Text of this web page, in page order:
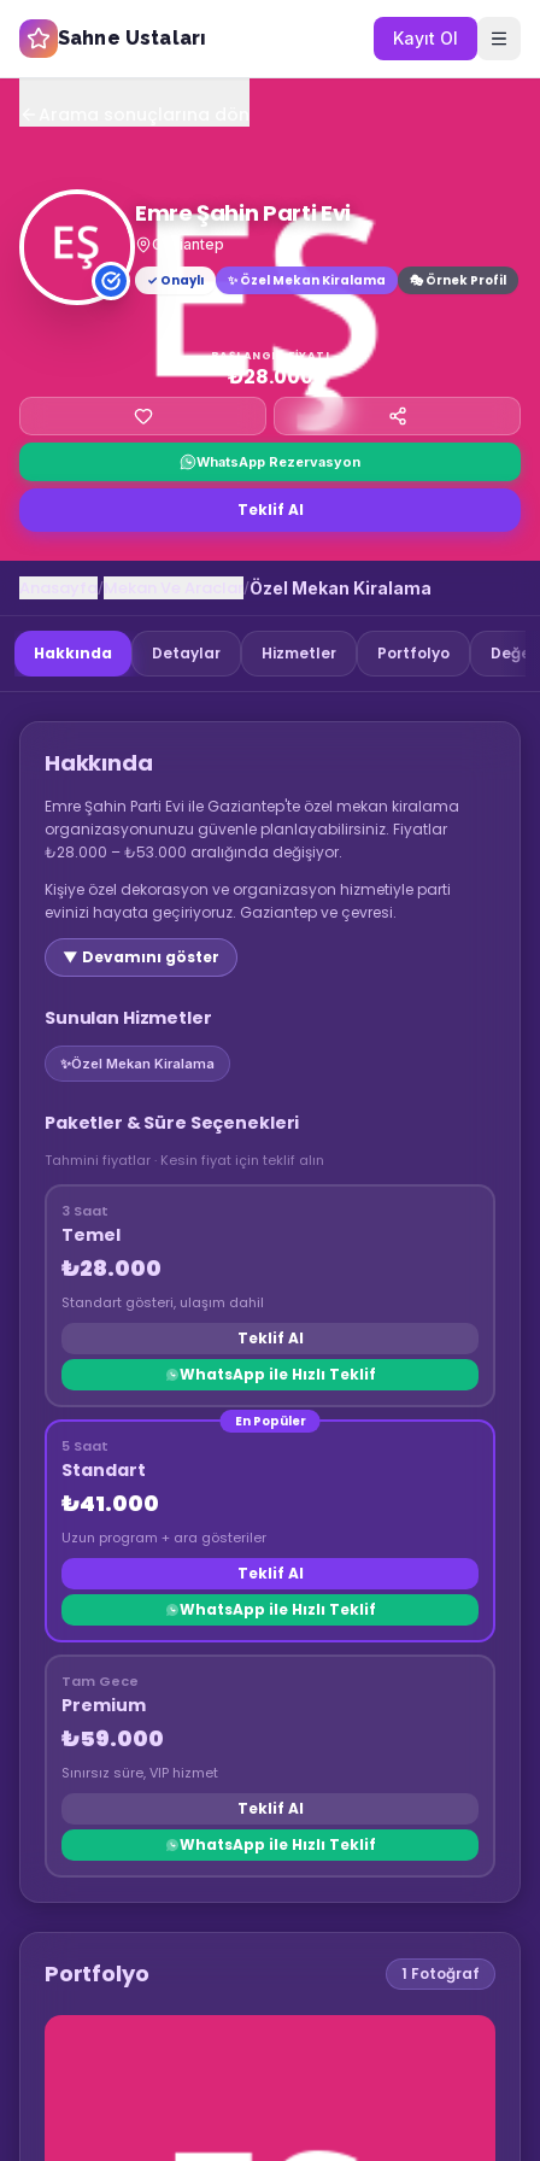
Sahne Ustaları Kayıt Ol
Emre Şahin Parti Evi
Gaziantep
✓ Onaylı
✨ Özel Mekan Kiralama 🎭 Örnek Profil
BAŞLANGIÇ FIYATI
₺28.000
WhatsApp Rezervasyon
Teklif Al
/ /Özel Mekan Kiralama
Hakkında Detaylar Hizmetler Portfolyo
Hakkında
Emre Şahin Parti Evi ile Gaziantep'te özel mekan kiralama
organizasyonunuzu güvenle planlayabilirsiniz. Fiyatlar
₺28.000 – ₺53.000 aralığında değişiyor.
Kişiye özel dekorasyon ve organizasyon hizmetiyle parti
evinizi hayata geçiriyoruz. Gaziantep ve çevresi.
▼ Devamını göster
Sunulan Hizmetler
✨Özel Mekan Kiralama
Paketler & Süre Seçenekleri
Tahmini fiyatlar · Kesin fiyat için teklif alın
3 Saat
Temel
₺28.000
Standart gösteri, ulaşım dahil
Teklif Al
WhatsApp ile Hızlı Teklif
En Popüler
5 Saat
Standart
₺41.000
Uzun program + ara gösteriler
Teklif Al
WhatsApp ile Hızlı Teklif
Tam Gece
Premium
₺59.000
Sınırsız süre, VIP hizmet
Teklif Al
WhatsApp ile Hızlı Teklif
Portfolyo 1 Fotoğraf